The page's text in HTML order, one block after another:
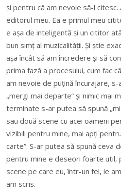
și pentru că am nevoie să-l citesc.
editorul meu. Ea e primul meu
e așa de inteligentă și un cititor
bun simț al muzicalității. Și știe
așa încât să am încredere și să
prima fază a procesului, cum fac
am nevoie de puțină încurajare,
„mergi mai departe” și nimic mai
terminate s-ar putea să spună
sau două scene cu acei oameni
vizibili pentru mine, mai apți
carte”. S-ar putea să spună ceva
pentru mine e deseori foarte util,
scene pe care eu, într-un fel, le
am scris.